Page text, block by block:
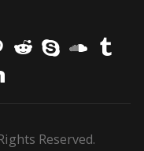
Reserved.